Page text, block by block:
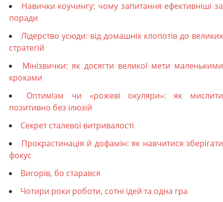
Навички коучингу: чому запитання ефективніші за
поради
Лідерство усюди: від домашніх клопотів до великих
стратегій
Мінізвички: як досягти великої мети маленькими
кроками
Оптимізм чи «рожеві окуляри»: як мислити
позитивно без ілюзій
Секрет сталевої витривалості
Прокрастинація й дофамін: як навчитися зберігати
фокус
Вигорів, бо старався
Чотири роки роботи, сотні ідей та одна гра